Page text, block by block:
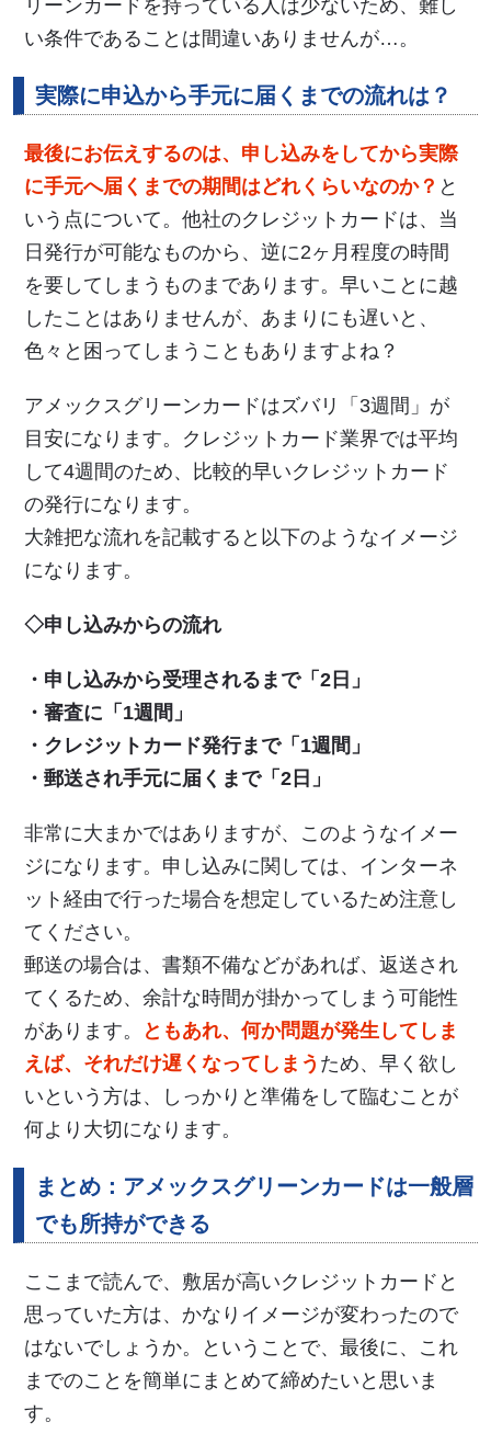
リーンカードを持っている人は少ないため、難し
い条件であることは間違いありませんが…。
実際に申込から手元に届くまでの流れは？
最後にお伝えするのは、申し込みをしてから実際
に手元へ届くまでの期間はどれくらいなのか？ と
いう点について。他社のクレジットカードは、当
日発行が可能なものから、逆に2ヶ月程度の時間
を要してしまうものまであります。早いことに越
したことはありませんが、あまりにも遅いと、
色々と困ってしまうこともありますよね？
アメックスグリーンカードはズバリ「3週間」が
目安になります。クレジットカード業界では平均
して4週間のため、比較的早いクレジットカード
の発行になります。
大雑把な流れを記載すると以下のようなイメージ
になります。
◇申し込みからの流れ
・申し込みから受理されるまで「2日」
・審査に「1週間」
・クレジットカード発行まで「1週間」
・郵送され手元に届くまで「2日」
非常に大まかではありますが、このようなイメー
ジになります。申し込みに関しては、インターネ
ット経由で行った場合を想定しているため注意し
てください。
郵送の場合は、書類不備などがあれば、返送され
てくるため、余計な時間が掛かってしまう可能性
があります。
ともあれ、何か問題が発生してしま
えば、それだけ遅くなってしまう ため、早く欲し
いという方は、しっかりと準備をして臨むことが
何より大切になります。
まとめ：アメックスグリーンカードは一般層
でも所持ができる
ここまで読んで、敷居が高いクレジットカードと
思っていた方は、かなりイメージが変わったので
はないでしょうか。ということで、最後に、これ
までのことを簡単にまとめて締めたいと思いま
す。